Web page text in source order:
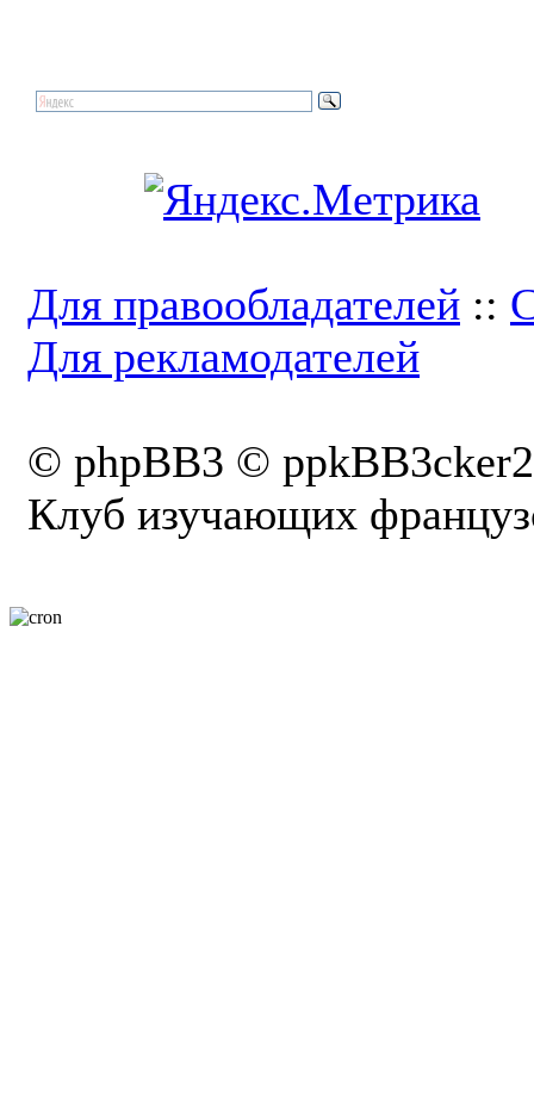
Для правообладателей ::
Для рекламодателей
© phpBB3 ©
Клуб изучающих